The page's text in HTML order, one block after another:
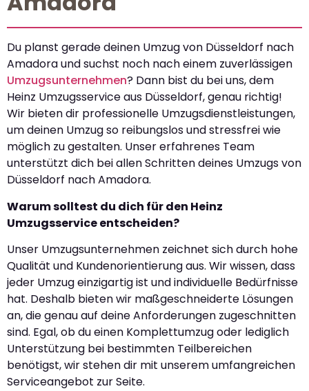
Du planst gerade deinen Umzug von Düsseldorf nach
Amadora und suchst noch nach einem zuverlässigen
Umzugsunternehmen? Dann bist du bei uns, dem
Heinz Umzugsservice aus Düsseldorf, genau richtig!
Wir bieten dir professionelle Umzugsdienstleistungen,
um deinen Umzug so reibungslos und stressfrei wie
möglich zu gestalten. Unser erfahrenes Team
unterstützt dich bei allen Schritten deines Umzugs von
Düsseldorf nach Amadora.
Warum solltest du dich für den Heinz
Umzugsservice entscheiden?
Unser Umzugsunternehmen zeichnet sich durch hohe
Qualität und Kundenorientierung aus. Wir wissen, dass
jeder Umzug einzigartig ist und individuelle Bedürfnisse
hat. Deshalb bieten wir maßgeschneiderte Lösungen
an, die genau auf deine Anforderungen zugeschnitten
sind. Egal, ob du einen Komplettumzug oder lediglich
Unterstützung bei bestimmten Teilbereichen
benötigst, wir stehen dir mit unserem umfangreichen
Serviceangebot zur Seite.